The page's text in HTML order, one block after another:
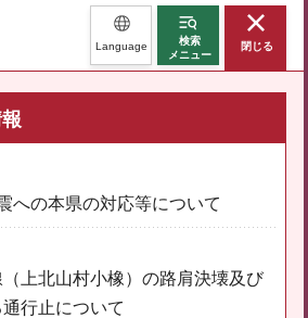
Language
検索
メニュー
閉じる
への本県の対応等について
上北山村小橡）の路肩決壊及び
行止について